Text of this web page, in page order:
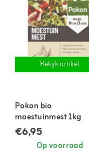
Bekijk artikel
Pokon bio
moestuinmest 1kg
€6,95
Op voorraad